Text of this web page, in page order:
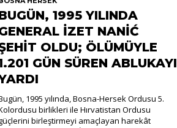
1995 YILINDA
İZET NANİĆ
OLDU; ÖLÜMÜYLE
GÜN SÜREN ABLUKAYI
1995 yılında, Bosna-Hersek Ordusu 5.
birlikleri ile Hırvatistan Ordusu
birleştirmeyi amaçlayan harekât